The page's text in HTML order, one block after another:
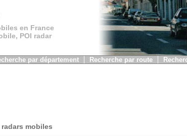
en France
POI radar
par département Recherche par route
mobiles